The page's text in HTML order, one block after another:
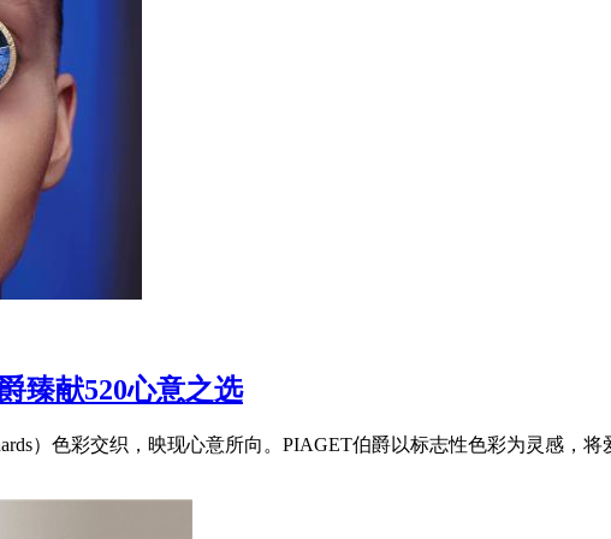
臻献520心意之选
）色彩交织，映现心意所向。PIAGET伯爵以标志性色彩为灵感，将